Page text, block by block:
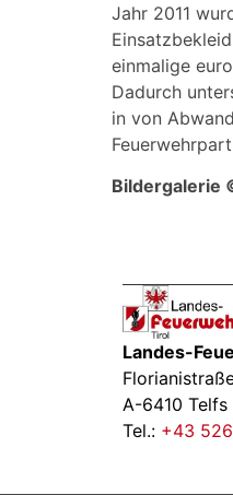
Jahr 2011
einmalige
Dadurch
in von
Bildergalerie
Landes-
A-6410 Telfs
Tel.: +43